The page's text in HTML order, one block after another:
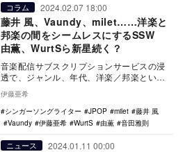
コラム 2024.02.07 18:00
藤井 風、Vaundy、milet……洋楽と
邦楽の間をシームレスにするSSW
由薫、WurtSら新星続く？
音楽配信サブスクリプションサービスの浸
透で、ジャンル、年代、洋楽／邦楽という
括りがシームレスになりつつある。本稿で
は“シームレス…
伊藤亜希
シンガーソングライター
JPOP milet
藤井 風
Vaundy
伊藤亜希 WurtS 由薫 音田雅則
ニュース 2024.01.11 00:00